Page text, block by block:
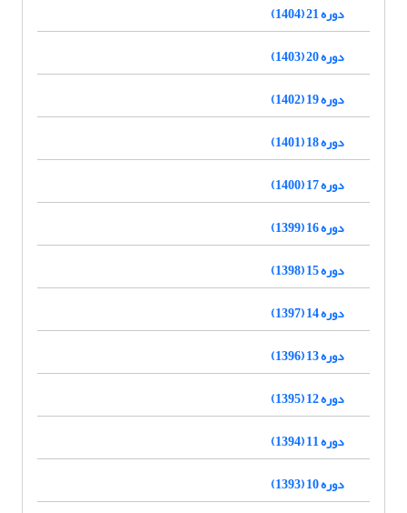
دوره 21 (1404)
دوره 20 (1403)
دوره 19 (1402)
دوره 18 (1401)
دوره 17 (1400)
دوره 16 (1399)
دوره 15 (1398)
دوره 14 (1397)
دوره 13 (1396)
دوره 12 (1395)
دوره 11 (1394)
دوره 10 (1393)